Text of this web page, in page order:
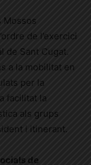
Mossos
de l’exercici
de Sant Cugat.
a la mobilitat en
per la
facilitat la
als grups
i itinerant.
de